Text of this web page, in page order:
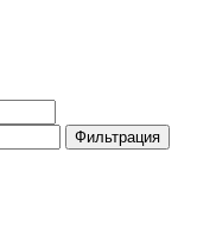
Фильтрация